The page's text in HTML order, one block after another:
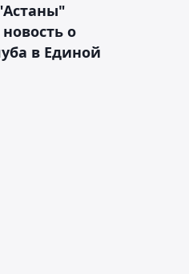
о
в Единой